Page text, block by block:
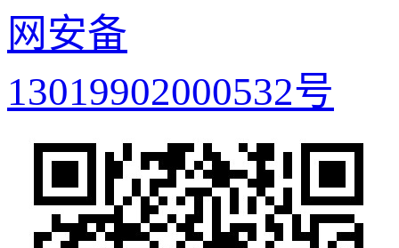
网安备
13019902000532号